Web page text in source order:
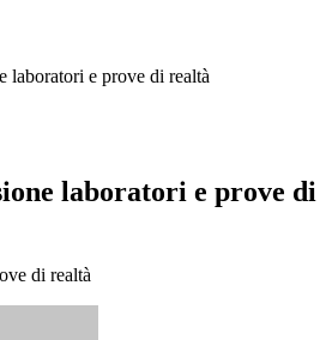
laboratori e prove di realtà
laboratori e prove di
di realtà